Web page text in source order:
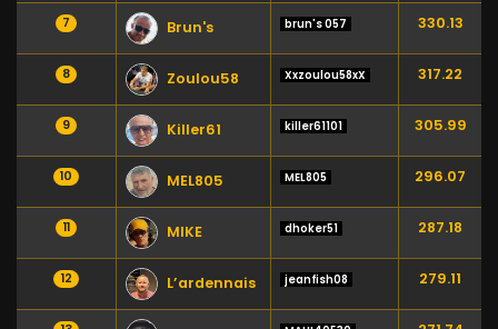
7 Brun's brun's 057 330.13
8 Zoulou58 Xxzoulou58xX 317.22
9 Killer61 killer61101 305.99
10 MEL805 MEL805 296.07
11 MIKE dhoker51 287.18
12 L’ardennais jeanfish08 279.11